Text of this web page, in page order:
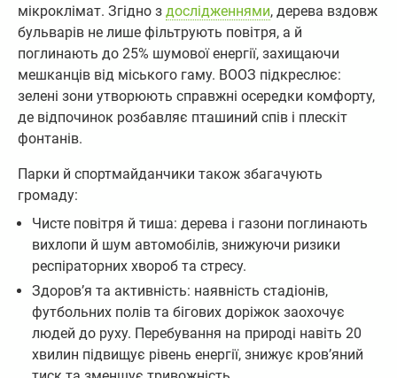
мікроклімат. Згідно з дослідженнями, дерева вздовж
бульварів не лише фільтрують повітря, а й
поглинають до 25% шумової енергії, захищаючи
мешканців від міського гаму. ВООЗ підкреслює:
зелені зони утворюють справжні осередки комфорту,
де відпочинок розбавляє пташиний спів і плескіт
фонтанів.
Парки й спортмайданчики також збагачують
громаду:
Чисте повітря й тиша: дерева і газони поглинають
вихлопи й шум автомобілів, знижуючи ризики
респіраторних хвороб та стресу.
Здоров’я та активність: наявність стадіонів,
футбольних полів та бігових доріжок заохочує
людей до руху. Перебування на природі навіть 20
хвилин підвищує рівень енергії, знижує кров’яний